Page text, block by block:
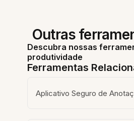
Outras
Descubra nossas
produtividade
Ferramentas
Aplicativo Seguro de